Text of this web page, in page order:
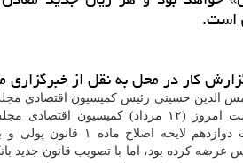
است.
کار در محل به نقل از
الدین حسینی رئیس کمیسیون اقتصادی
نشست امروز (۱۲ مرداد) کمیسیون
دولت دوازدهم لایحه اصلاح
عرضه کرده بود، اما با تصویب قانون جدید